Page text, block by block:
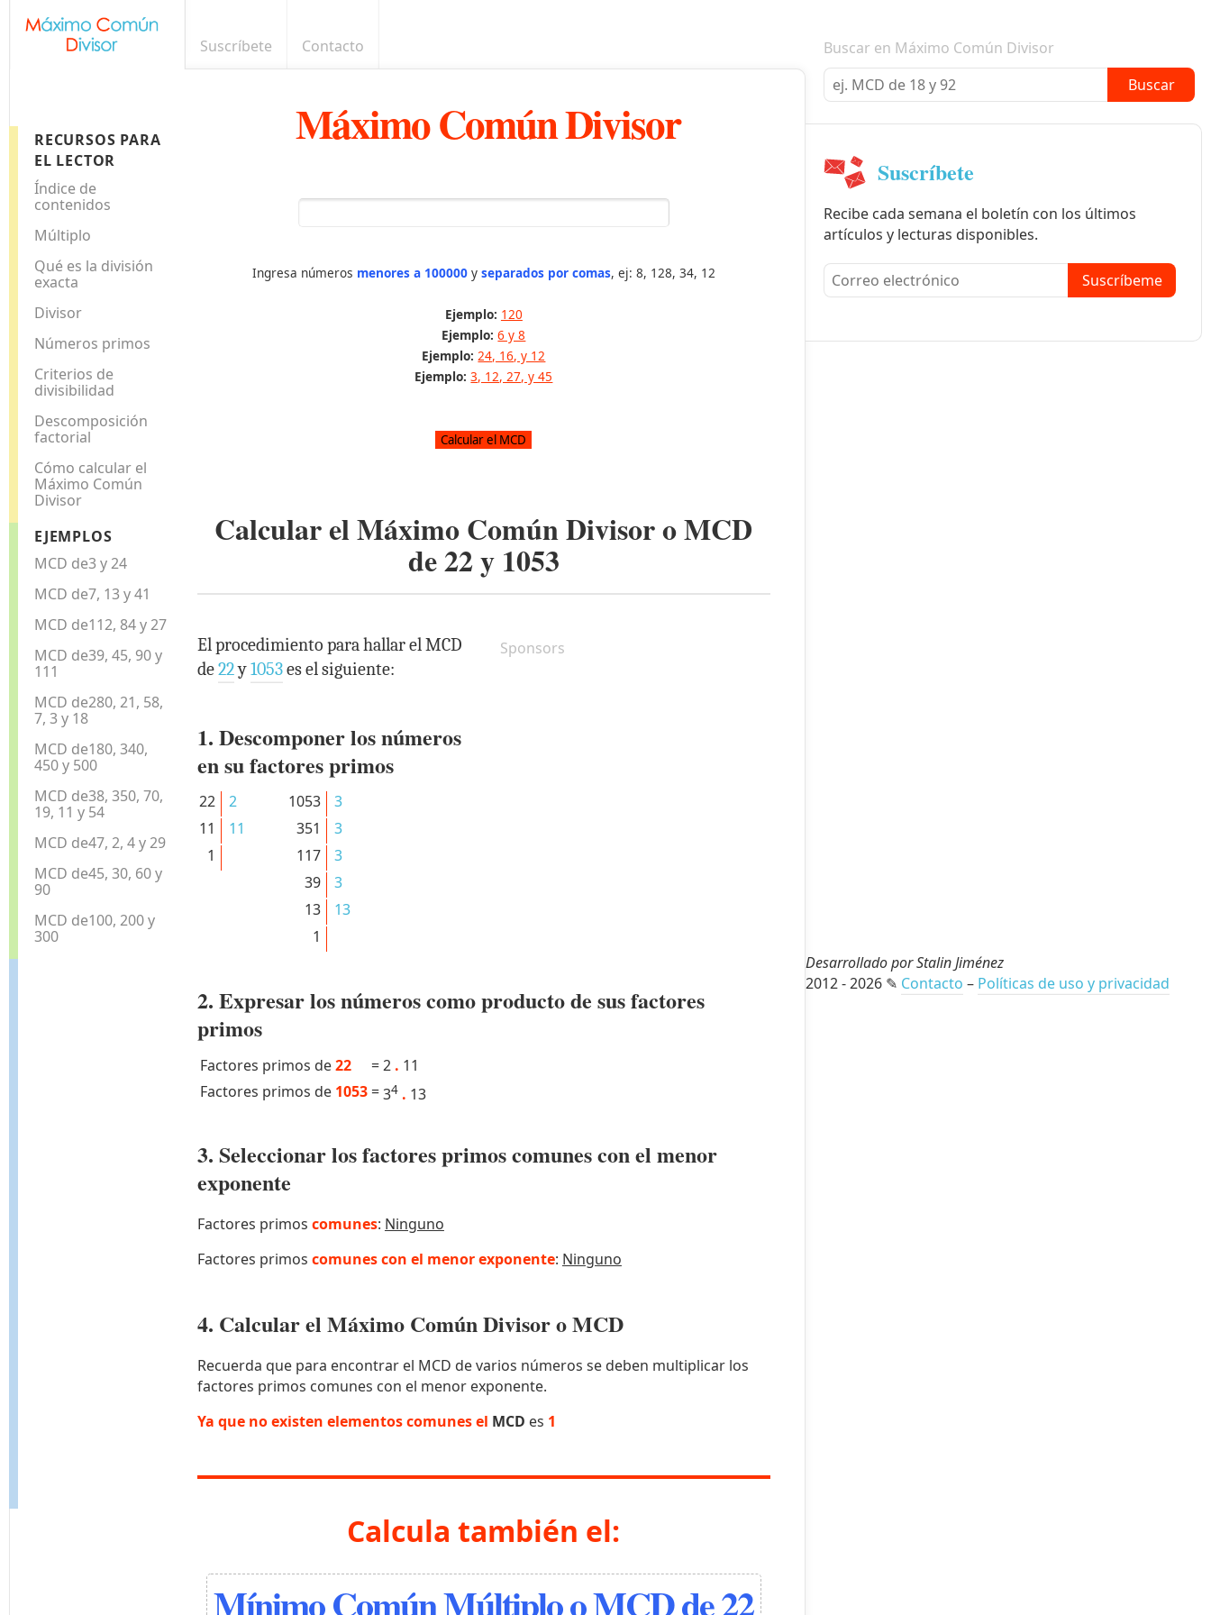
Suscríbete Contacto Boletín informativo
RECURSOS PARA
EL LECTOR
Índice de
contenidos
Múltiplo
Qué es la división
exacta
Divisor
Números primos
Criterios de
divisibilidad
Descomposición
factorial
Cómo calcular el
Máximo Común
Divisor
EJEMPLOS
MCD de3 y 24
MCD de7, 13 y 41
MCD de112, 84 y 27
MCD de39, 45, 90 y
111
MCD de280, 21, 58,
7, 3 y 18
MCD de180, 340,
450 y 500
MCD de38, 350, 70,
19, 11 y 54
MCD de47, 2, 4 y 29
MCD de45, 30, 60 y
90
MCD de100, 200 y
300
Máximo Común Divisor
Ingresa números menores a 100000y separados por comas, ej: 8, 128, 34, 12
Ejemplo: 120
Ejemplo: 6 y 8
Ejemplo: 24, 16, y 12
Ejemplo: 3, 12, 27, y 45
Calcular el Máximo Común Divisor o MCD
de22y 1053
Sponsors
El procedimiento para hallar el MCD
de22y1053es el siguiente:
1. Descomponer los números
en su factores primos
22
2
11
11
1
1053
3
351
3
117
3
39
3
13
13
1
2. Expresar los números como producto de sus factores
primos
Factores primos de22 =2 . 11
Factores primos de 1053 =34 . 13
3. Seleccionar los factores primos comunes con el menor
exponente
Factores primos comunes: Ninguno
Factores primos comunes con el menor exponente: Ninguno
4. Calcular el Máximo Común Divisor o MCD
Recuerda que para encontrar el MCD de varios números se deben multiplicar los
factores primos comunes con el menor exponente.
Ya que no existen elementos comunes el MCD es 1
Calcula también el:
Mínimo Común Múltiplo o MCD de 22
Buscar en Máximo Común Divisor
Buscar
Suscríbete
Recibe cada semana el boletín con los últimos
artículos y lecturas disponibles.
Suscríbeme
Desarrollado por Stalin Jiménez
2012 - 2026 ✎ Contacto – Políticas de uso y privacidad